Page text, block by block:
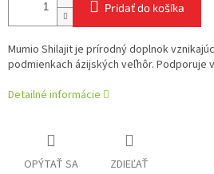
Pridať do košíka
Mumio Shilajit je prírodný doplnok
podmienkach ázijských veľhôr. Podporuje
Detailné informácie
OPÝTAŤ SA ZDIEĽAŤ